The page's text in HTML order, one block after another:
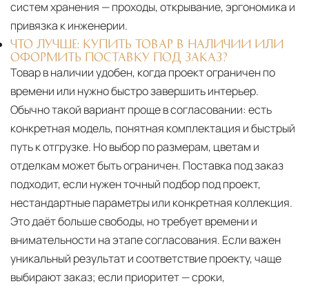
систем хранения — проходы, открывание, эргономика и
привязка к инженерии.
ЧТО ЛУЧШЕ: КУПИТЬ ТОВАР В НАЛИЧИИ ИЛИ
ОФОРМИТЬ ПОСТАВКУ ПОД ЗАКАЗ?
Товар в наличии удобен, когда проект ограничен по
времени или нужно быстро завершить интерьер.
Обычно такой вариант проще в согласовании: есть
конкретная модель, понятная комплектация и быстрый
путь к отгрузке. Но выбор по размерам, цветам и
отделкам может быть ограничен. Поставка под заказ
подходит, если нужен точный подбор под проект,
нестандартные параметры или конкретная коллекция.
Это даёт больше свободы, но требует времени и
внимательности на этапе согласования. Если важен
уникальный результат и соответствие проекту, чаще
выбирают заказ; если приоритет — сроки,